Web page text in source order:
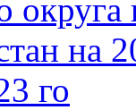
на
го